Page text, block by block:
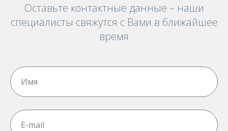
Оставьте контактные данные – наши
специалисты свяжутся с Вами в ближайшее
время